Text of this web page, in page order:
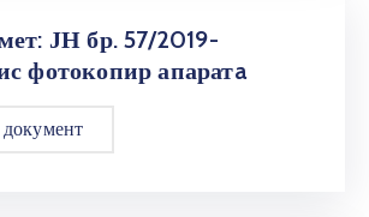
ЈН бр. 57/2019-
фотокопир апаратa
документ